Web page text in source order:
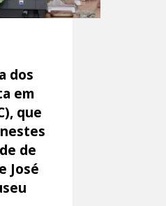
dos
em
que
de
José